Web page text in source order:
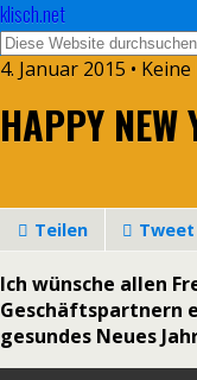
klisch.net
4. Januar 2015 •
HAPPY NEW
Teilen Tweet
Ich wünsche allen
Geschäftspartnern
gesundes Neues